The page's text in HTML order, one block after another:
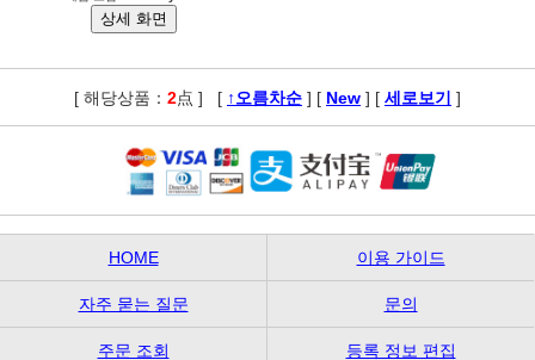
[ 해당상품： 2点 ] [ ↑오름차순 ] [ New ] [ 세로보기 ]
HOME 이용 가이드
자주 묻는 질문 문의
주문 조회 등록 정보 편집